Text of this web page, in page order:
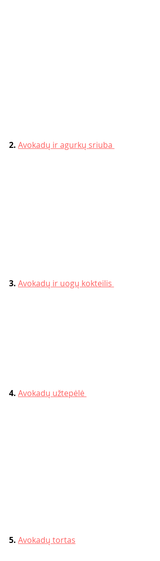
2. Avokadų ir agurkų sriuba
3. Avokadų ir uogų kokteilis
4. Avokadų užtepėlė
5. Avokadų tortas